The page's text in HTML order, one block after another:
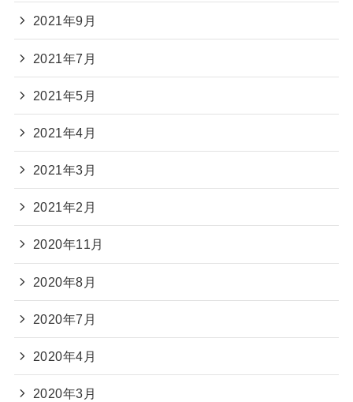
2021年9月
2021年7月
2021年5月
2021年4月
2021年3月
2021年2月
2020年11月
2020年8月
2020年7月
2020年4月
2020年3月